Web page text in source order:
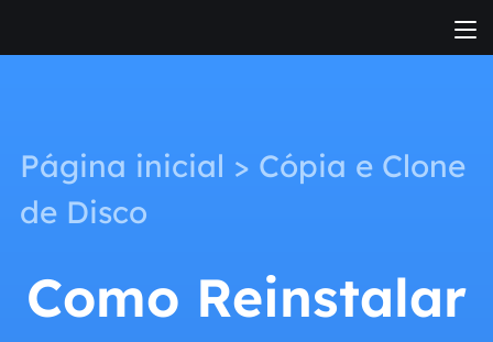
Página inicial > Cópia e Clone
de Disco
Como Reinstalar